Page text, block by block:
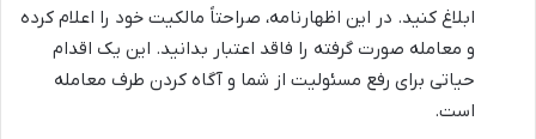
ابلاغ کنید. در این اظهارنامه، صراحتاً مالکیت خود را اعلام کرده
و معامله صورت گرفته را فاقد اعتبار بدانید. این یک اقدام
حیاتی برای رفع مسئولیت از شما و آگاه کردن طرف معامله
است.